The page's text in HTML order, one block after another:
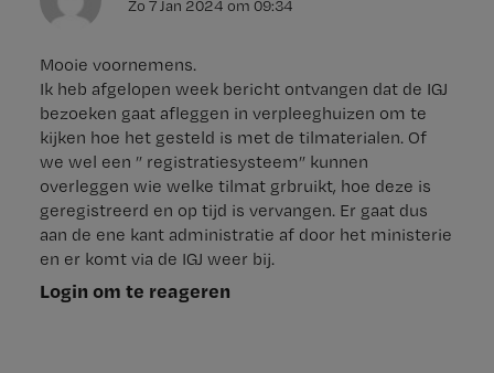
Zo 7 Jan 2024 om 09:34
Mooie voornemens.
Ik heb afgelopen week bericht ontvangen dat de IGJ
bezoeken gaat afleggen in verpleeghuizen om te
kijken hoe het gesteld is met de tilmaterialen. Of
we wel een ” registratiesysteem” kunnen
overleggen wie welke tilmat grbruikt, hoe deze is
geregistreerd en op tijd is vervangen. Er gaat dus
aan de ene kant administratie af door het ministerie
en er komt via de IGJ weer bij.
Login om te reageren